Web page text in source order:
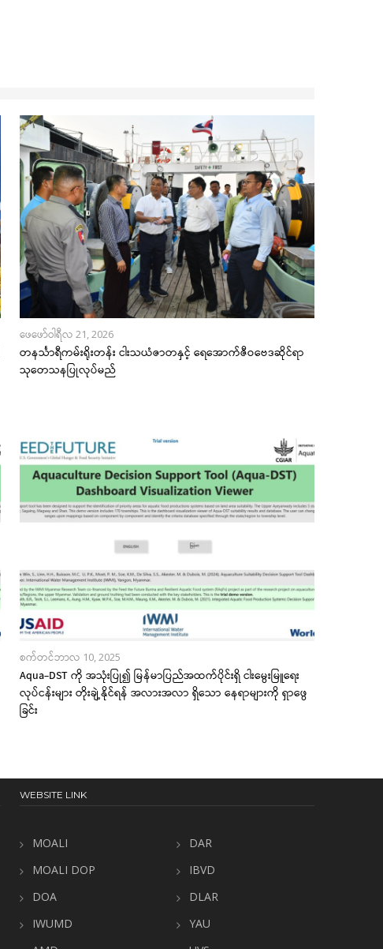
ဖေဖော်ဝါရီလ 21, 2026
တနင်္သာရီကမ်းရိုးတန်း ငါးသယံဇာတနှင့် ရေအောက်ဇီဝဗေဒဆိုင်ရာ
သုတေသနပြုလုပ်မည်
စက်တင်ဘာလ 10, 2025
Aqua-DST ကို အသုံးပြု၍ မြန်မာပြည်အထက်ပိုင်းရှိ ငါးမွေးမြူရေး
လုပ်ငန်းများ တိုးချဲ့နိုင်ရန် အလားအလာ ရှိသော နေရာများကို ရှာဖွေ
ခြင်း
WEBSITE LINK
MOALI
MOALI DOP
DOA
IWUMD
DAR
IBVD
DLAR
YAU